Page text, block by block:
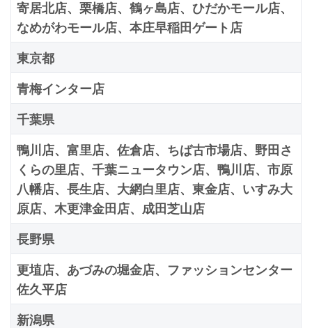
寄居北店、栗橋店、鶴ヶ島店、ひだかモール店、
なめがわモール店、本庄早稲田ゲート店
東京都
青梅インター店
千葉県
鴨川店、富里店、佐倉店、ちば古市場店、野田さ
くらの里店、千葉ニュータウン店、鴨川店、市原
八幡店、長生店、大網白里店、東金店、いすみ大
原店、木更津金田店、成田芝山店
長野県
更埴店、あづみの堀金店、ファッションセンター
佐久平店
新潟県